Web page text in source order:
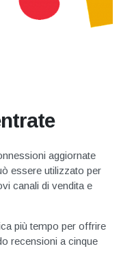
aggiornate
essere utilizzato per
canali di vendita e
più tempo per offrire
recensioni a cinque